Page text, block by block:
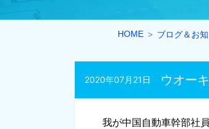
HOME ブログ＆お
ウオー
2020年07月21日
我が中国自動車幹部社